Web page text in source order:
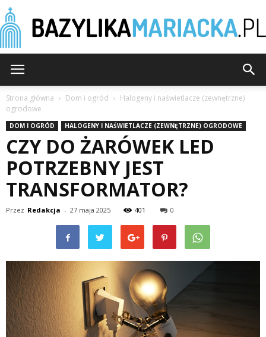
Strona główna Dom i ogród
Halogeny i naświetlacze (zewnętrzne)
ogrodowe
DOM I OGRÓD HALOGENY I NAŚWIETLACZE (ZEWNĘTRZNE) OGRODOWE
CZY DO ŻARÓWEK LED
POTRZEBNY JEST
TRANSFORMATOR?
Przez Redakcja - 27 maja 2025 401 0